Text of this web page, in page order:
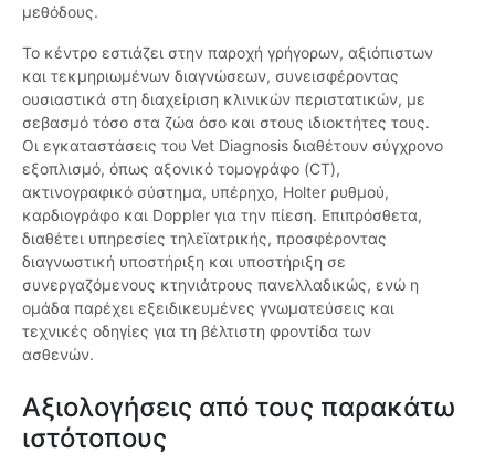
μεθόδους.
Το κέντρο εστιάζει στην παροχή γρήγορων, αξιόπιστων
και τεκμηριωμένων διαγνώσεων, συνεισφέροντας
ουσιαστικά στη διαχείριση κλινικών περιστατικών, με
σεβασμό τόσο στα ζώα όσο και στους ιδιοκτήτες τους.
Οι εγκαταστάσεις του Vet Diagnosis διαθέτουν σύγχρονο
εξοπλισμό, όπως αξονικό τομογράφο (CT),
ακτινογραφικό σύστημα, υπέρηχο, Holter ρυθμού,
καρδιογράφο και Doppler για την πίεση. Επιπρόσθετα,
διαθέτει υπηρεσίες τηλεϊατρικής, προσφέροντας
διαγνωστική υποστήριξη και υποστήριξη σε
συνεργαζόμενους κτηνιάτρους πανελλαδικώς, ενώ η
ομάδα παρέχει εξειδικευμένες γνωματεύσεις και
τεχνικές οδηγίες για τη βέλτιστη φροντίδα των
ασθενών.
Αξιολογήσεις από τους παρακάτω
ιστότοπους